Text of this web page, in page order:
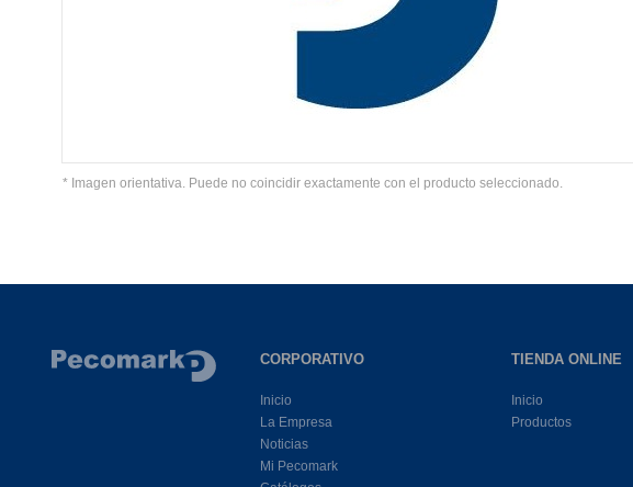
* Imagen orientativa. Puede no coincidir exactamente con el producto seleccionado.
CORPORATIVO
Inicio
La Empresa
Noticias
Mi Pecomark
TIENDA ONLINE
Inicio
Productos